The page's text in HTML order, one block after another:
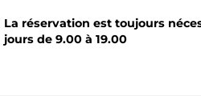
La réservation est toujours
jours de 9.00 à 19.00